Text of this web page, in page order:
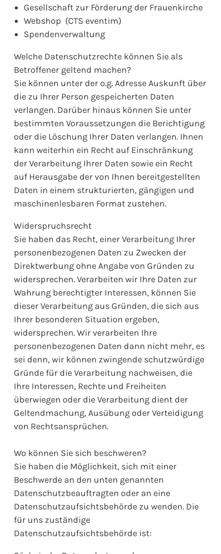
Gesellschaft zur Förderung der Frauenkirche
Webshop (CTS eventim)
Spendenverwaltung
Welche Datenschutzrechte können Sie als
Betroffener geltend machen?
Sie können unter der o.g. Adresse Auskunft über
die zu Ihrer Person gespeicherten Daten
verlangen. Darüber hinaus können Sie unter
bestimmten Voraussetzungen die Berichtigung
oder die Löschung Ihrer Daten verlangen. Ihnen
kann weiterhin ein Recht auf Einschränkung
der Verarbeitung Ihrer Daten sowie ein Recht
auf Herausgabe der von Ihnen bereitgestellten
Daten in einem strukturierten, gängigen und
maschinenlesbaren Format zustehen.
Widerspruchsrecht
Sie haben das Recht, einer Verarbeitung Ihrer
personenbezogenen Daten zu Zwecken der
Direktwerbung ohne Angabe von Gründen zu
widersprechen. Verarbeiten wir Ihre Daten zur
Wahrung berechtigter Interessen, können Sie
dieser Verarbeitung aus Gründen, die sich aus
Ihrer besonderen Situation ergeben,
widersprechen. Wir verarbeiten Ihre
personenbezogenen Daten dann nicht mehr, es
sei denn, wir können zwingende schutzwürdige
Gründe für die Verarbeitung nachweisen, die
Ihre Interessen, Rechte und Freiheiten
überwiegen oder die Verarbeitung dient der
Geltendmachung, Ausübung oder Verteidigung
von Rechtsansprüchen.
Wo können Sie sich beschweren?
Sie haben die Möglichkeit, sich mit einer
Beschwerde an den unten genannten
Datenschutzbeauftragten oder an eine
Datenschutzaufsichtsbehörde zu wenden. Die
für uns zuständige
Datenschutzaufsichtsbehörde ist: